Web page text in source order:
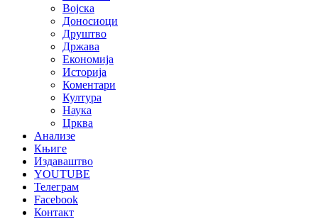
Војска
Доносиоци
Друштво
Држава
Економија
Историја
Коментари
Култура
Наука
Црква
Анализе
Књиге
Издаваштво
YOUTUBE
Телеграм
Facebook
Контакт